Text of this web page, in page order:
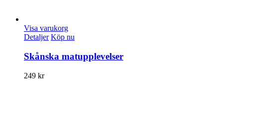
Visa varukorg
Detaljer Köp nu
Skånska matupplevelser
249 kr